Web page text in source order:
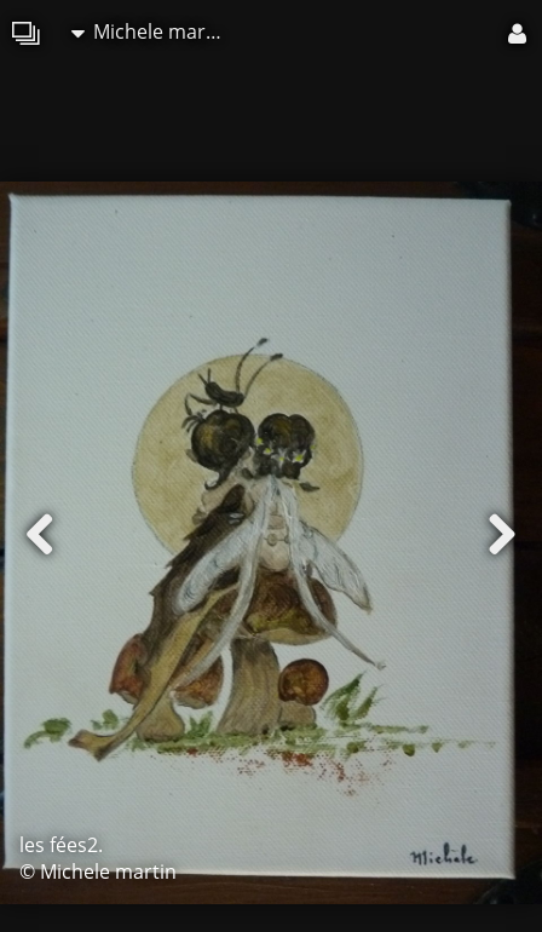
Michele martin
les fées2.
© Michele martin